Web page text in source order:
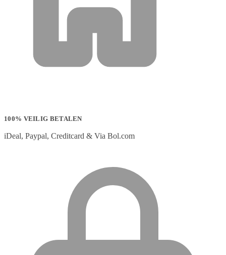
100% VEILIG BETALEN
iDeal, Paypal, Creditcard & Via Bol.com